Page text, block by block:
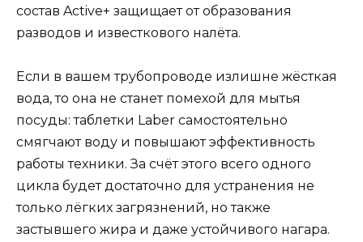
состав Active+ защищает от образования
разводов и известкового налёта.
Если в вашем трубопроводе излишне жёсткая
вода, то она не станет помехой для мытья
посуды: таблетки Laber самостоятельно
смягчают воду и повышают эффективность
работы техники. За счёт этого всего одного
цикла будет достаточно для устранения не
только лёгких загрязнений, но также
застывшего жира и даже устойчивого нагара.